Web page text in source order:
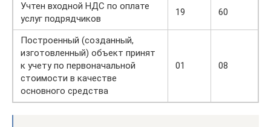
Учтен входной НДС по оплате
услуг подрядчиков
19 60
Построенный (созданный,
изготовленный) объект принят
к учету по первоначальной
стоимости в качестве
основного средства
01 08